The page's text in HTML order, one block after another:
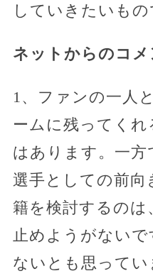
していきたいもの
ネットからのコメ
1、ファンの一人
ームに残ってく
はあります。一方
選手としての前向
籍を検討するのは
止めようがない
ないとも思って